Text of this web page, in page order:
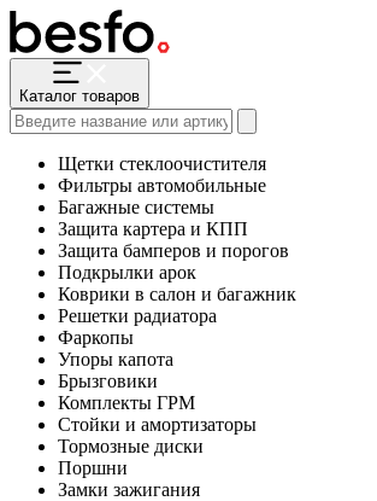
Каталог товаров
Щетки стеклоочистителя
Фильтры автомобильные
Багажные системы
Защита картера и КПП
Защита бамперов и порогов
Подкрылки арок
Коврики в салон и багажник
Решетки радиатора
Фаркопы
Упоры капота
Брызговики
Комплекты ГРМ
Стойки и амортизаторы
Тормозные диски
Поршни
Замки зажигания